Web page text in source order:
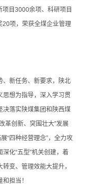
目3000余项、科研项目
项，荣获全煤企业管理
、新任务、新要求，陕北
思想为指导，深入学习贯
决落实陕煤集团和陕西煤
革创新、突围壮大”发展
“四种经营理念”，全力攻
化“五型”机关创建，着
变、管理效能大提升，
担当！